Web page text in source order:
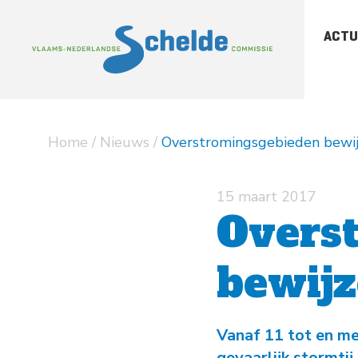
Home / Nieuws / Overstromingsgebieden
15 maart 2017
Vanaf 11 tot en